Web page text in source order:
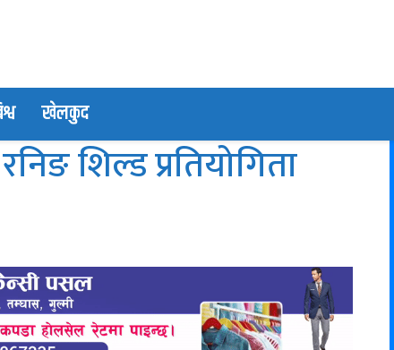
खेलकुद
शिल्ड प्रतियोगिता